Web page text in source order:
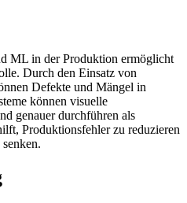
ML in der Produktion ermöglicht
Durch den Einsatz von
Defekte und Mängel in
können visuelle
genauer durchführen als
Produktionsfehler zu reduzieren